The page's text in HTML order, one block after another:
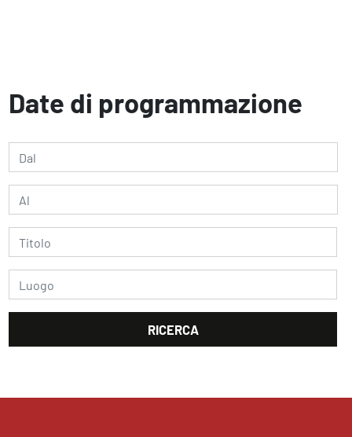
Date di programmazione